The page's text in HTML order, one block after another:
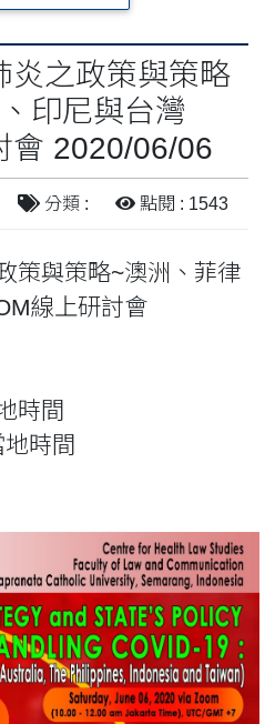
炎之政策與策略
印尼與台灣
會 2020/06/06
分類 : 點閱 : 1543
策與策略~澳洲、菲律
線上研討會
時間
時間